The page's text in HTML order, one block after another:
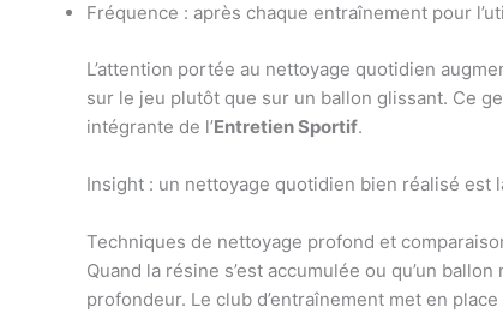
Fréquence : après chaque entraînement pour
L’attention portée au nettoyage quotidien
sur le jeu plutôt que sur un ballon glissant. Ce
intégrante de l’Entretien Sportif.
Insight : un nettoyage quotidien bien réalisé est
Techniques de nettoyage profond et
Quand la résine s’est accumulée ou qu’un
profondeur. Le club d’entraînement met en